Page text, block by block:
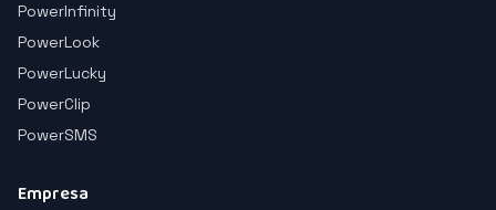
PowerInfinity
PowerLook
PowerLucky
PowerClip
PowerSMS
Empresa